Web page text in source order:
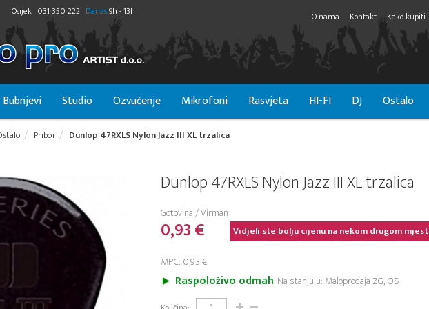
Osijek 031 350 222 Danas9h - 13h O nama Kontakt Kako kupiti
Bubnjevi Studio Ozvučenje Mikrofoni Rasvjeta HI-FI DJ Ostalo
Pribor Dunlop 47RXLS Nylon Jazz III XL trzalica
Dunlop 47RXLS Nylon Jazz III XL trzalica
Gotovina / Virman
0,93 € Vidjeli ste bolju cijenu na nekom drugom
MPC: 0,93 €
Raspoloživo odmah Na stanju u: Maloprodaja ZG, OS